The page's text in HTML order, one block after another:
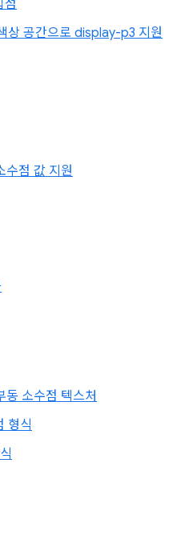
점
상 공간으로 display-p3 지원
수점 값 지원
동 소수점 텍스처
형식